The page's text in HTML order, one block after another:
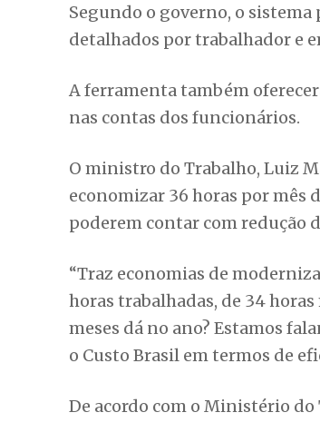
Segundo o governo, o
detalhados por trabalhador e
A ferramenta também
nas contas dos funcionários.
O ministro do Trabalho, Luiz
economizar 36 horas por mês
poderem contar com redução
“Traz economias de
horas trabalhadas, de 34
meses dá no ano? Estamos
o Custo Brasil em termos de
De acordo com o Ministério